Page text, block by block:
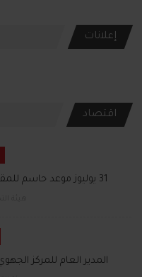
إعلانات
اقتصاد
31 يوليوز موعد حاسم للمقاولات والمقاولين الذاتيين لتفادي…
المدير العام للمركز